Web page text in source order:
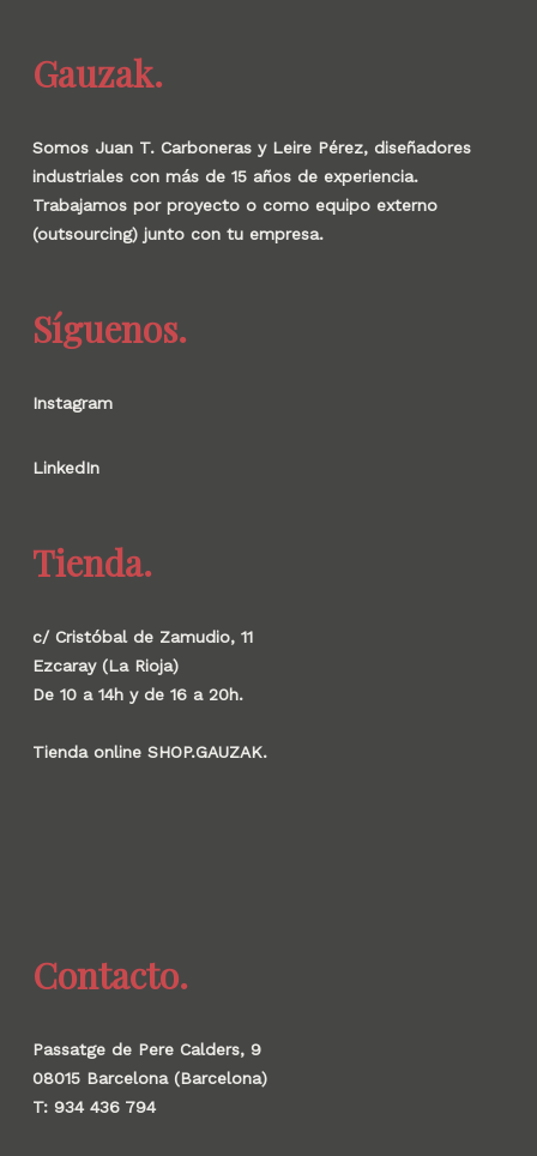
Gauzak.
Somos Juan T. Carboneras y Leire Pérez, diseñadores
industriales con más de 15 años de experiencia.
Trabajamos por proyecto o como equipo externo
(outsourcing) junto con tu empresa.
Síguenos.
Instagram
LinkedIn
Tienda.
c/ Cristóbal de Zamudio, 11
Ezcaray (La Rioja)
De 10 a 14h y de 16 a 20h.
Tienda online SHOP.GAUZAK.
Contacto.
Passatge de Pere Calders, 9
08015 Barcelona (Barcelona)
T: 934 436 794